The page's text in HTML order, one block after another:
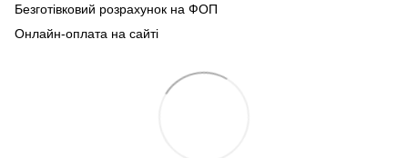
Безготівковий розрахунок на ФОП
Онлайн-оплата на сайті